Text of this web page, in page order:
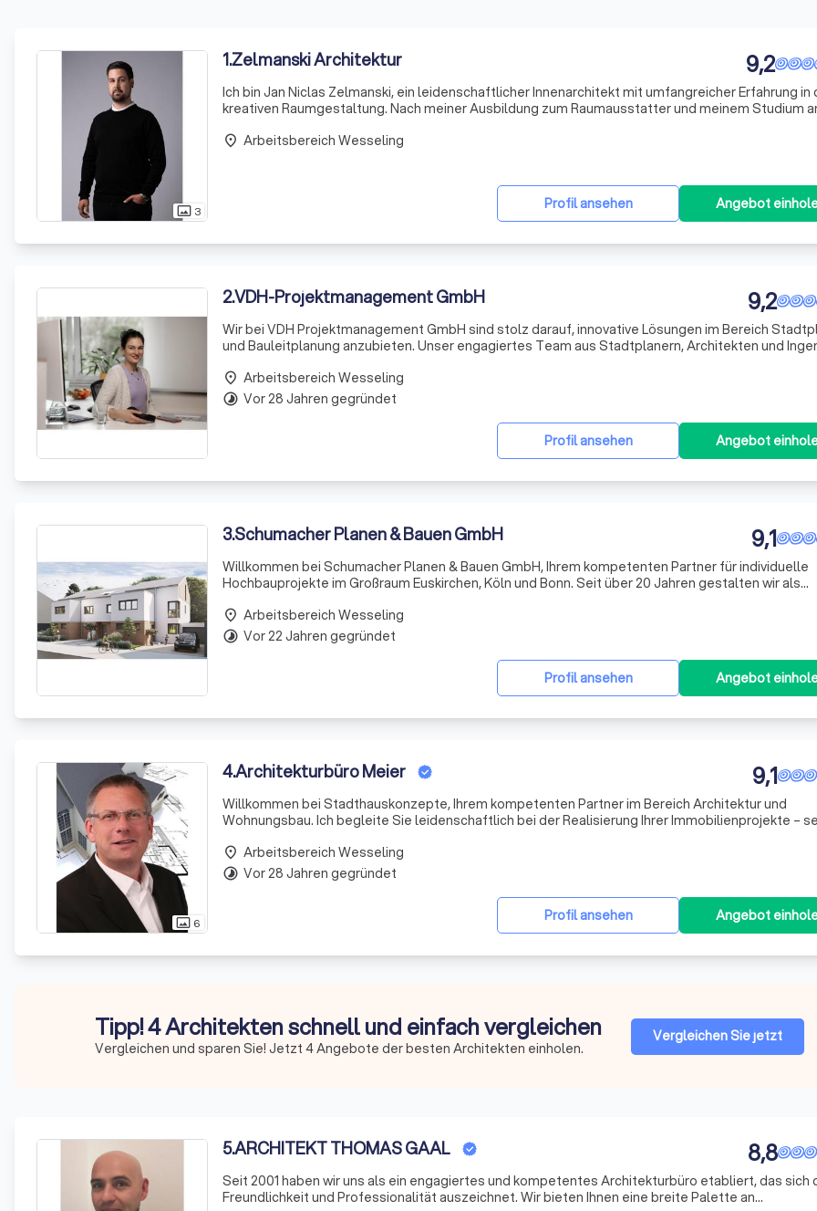
photo_size_select_actual 3
1.Zelmanski Architektur 9,2
Ich bin Jan Niclas Zelmanski, ein leidenschaftlicher Innenarchitekt mit umfangreicher Erfahrung in
kreativen Raumgestaltung. Nach meiner Ausbildung zum Raumausstatter und meinem Studium
un
Profil ansehen Angebot
place Arbeitsbereich Wesseling
2.VDH-Projektmanagement GmbH 9,2
Wir bei VDH Projektmanagement GmbH sind stolz darauf, innovative Lösungen im Bereich
und Bauleitplanung anzubieten. Unser engagiertes Team aus Stadtplanern, Architekten und
ansprechend
Profil ansehen Angebot
place Arbeitsbereich Wesseling
timelapse Vor 28 Jahren gegründet
3.Schumacher Planen & Bauen GmbH 9,1
Willkommen bei Schumacher Planen & Bauen GmbH, Ihrem kompetenten Partner für individuelle
Hochbauprojekte im Großraum Euskirchen, Köln und Bonn. Seit über 20 Jahren gestalten wir als
Bedürfnisse unserer Kunden
Profil ansehen Angebot
place Arbeitsbereich Wesseling
timelapse Vor 22 Jahren gegründet
photo_size_select_actual 6
4.Architekturbüro Meier 9,1
Willkommen bei Stadthauskonzepte, Ihrem kompetenten Partner im Bereich Architektur und
Wohnungsbau. Ich begleite Sie leidenschaftlich bei der Realisierung Ihrer Immobilienprojekte –
Mit über 25
Profil ansehen Angebot
place Arbeitsbereich Wesseling
timelapse Vor 28 Jahren gegründet
Tipp! 4 Architekten schnell und einfach vergleichen
Vergleichen und sparen Sie! Jetzt 4 Angebote der besten Architekten einholen.
Vergleichen Sie jetzt
5.ARCHITEKT THOMAS GAAL 8,8
Seit 2001 haben wir uns als ein engagiertes und kompetentes Architekturbüro etabliert, das sich
Freundlichkeit und Professionalität auszeichnet. Wir bieten Ihnen eine breite Palette an